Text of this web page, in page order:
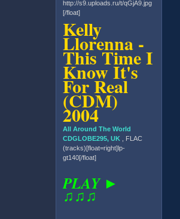
[/float]
Kelly
Llorenna -
This Time I
Know It's
For Real
(CDM)
2004
All Around The World
CDGLOBE295, UK
, FLAC
(tracks)[float=right]lp-
gt140[/float]
PLAY ►
♫♫♫